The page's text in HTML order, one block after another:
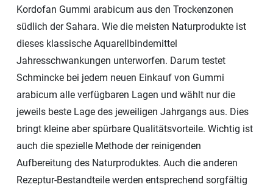
Kordofan Gummi arabicum aus den Trockenzonen
südlich der Sahara. Wie die meisten Naturprodukte ist
dieses klassische Aquarellbindemittel
Jahresschwankungen unterworfen. Darum testet
Schmincke bei jedem neuen Einkauf von Gummi
arabicum alle verfügbaren Lagen und wählt nur die
jeweils beste Lage des jeweiligen Jahrgangs aus. Dies
bringt kleine aber spürbare Qualitätsvorteile. Wichtig ist
auch die spezielle Methode der reinigenden
Aufbereitung des Naturproduktes. Auch die anderen
Rezeptur-Bestandteile werden entsprechend sorgfältig